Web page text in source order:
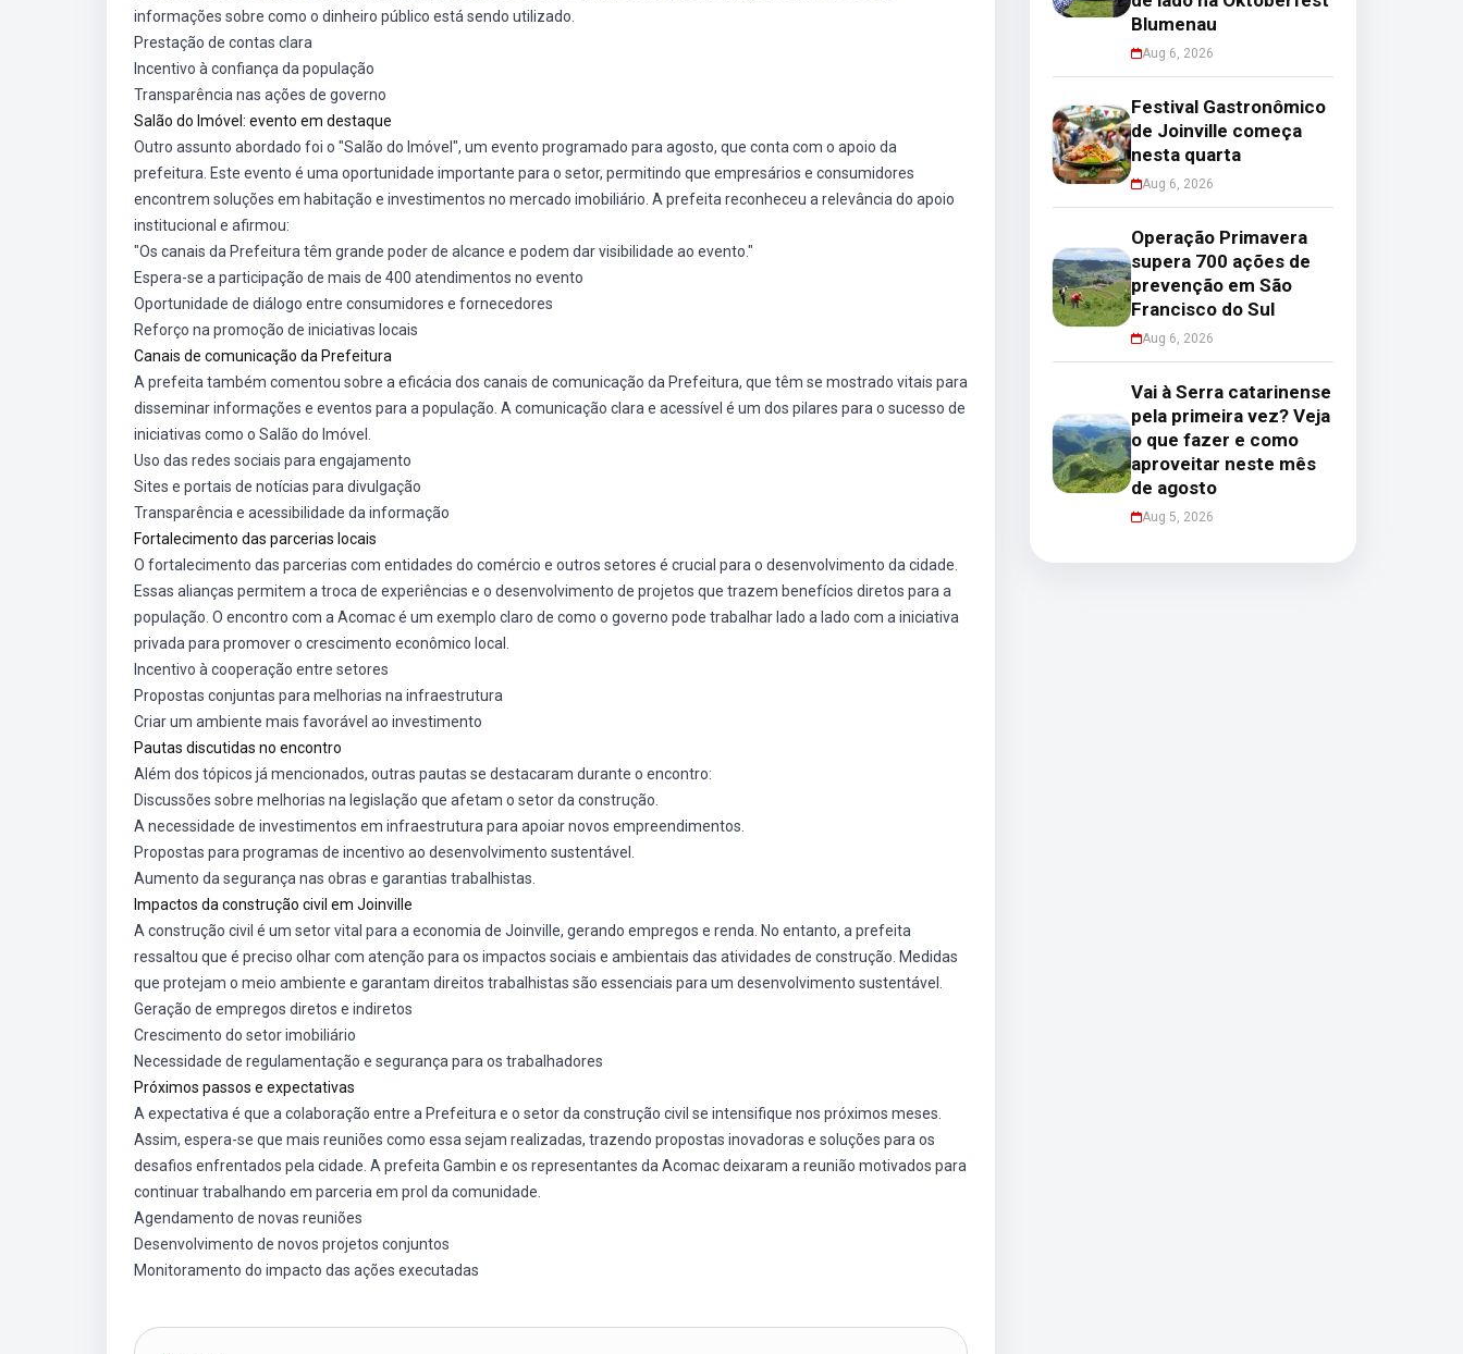
informações sobre como o dinheiro público está sendo utilizado.
Prestação de contas clara
Incentivo à confiança da população
Transparência nas ações de governo
Salão do Imóvel: evento em destaque
Outro assunto abordado foi o "Salão do Imóvel", um evento programado para agosto, que conta com o apoio da
prefeitura. Este evento é uma oportunidade importante para o setor, permitindo que empresários e consumidores
encontrem soluções em habitação e investimentos no mercado imobiliário. A prefeita reconheceu a relevância do apoio
institucional e afirmou:
"Os canais da Prefeitura têm grande poder de alcance e podem dar visibilidade ao evento."
Espera-se a participação de mais de 400 atendimentos no evento
Oportunidade de diálogo entre consumidores e fornecedores
Reforço na promoção de iniciativas locais
Canais de comunicação da Prefeitura
A prefeita também comentou sobre a eficácia dos canais de comunicação da Prefeitura, que têm se mostrado vitais para
disseminar informações e eventos para a população. A comunicação clara e acessível é um dos pilares para o sucesso de
iniciativas como o Salão do Imóvel.
Uso das redes sociais para engajamento
Sites e portais de notícias para divulgação
Transparência e acessibilidade da informação
Fortalecimento das parcerias locais
O fortalecimento das parcerias com entidades do comércio e outros setores é crucial para o desenvolvimento da cidade.
Essas alianças permitem a troca de experiências e o desenvolvimento de projetos que trazem benefícios diretos para a
população. O encontro com a Acomac é um exemplo claro de como o governo pode trabalhar lado a lado com a iniciativa
privada para promover o crescimento econômico local.
Incentivo à cooperação entre setores
Propostas conjuntas para melhorias na infraestrutura
Criar um ambiente mais favorável ao investimento
Pautas discutidas no encontro
Além dos tópicos já mencionados, outras pautas se destacaram durante o encontro:
Discussões sobre melhorias na legislação que afetam o setor da construção.
A necessidade de investimentos em infraestrutura para apoiar novos empreendimentos.
Propostas para programas de incentivo ao desenvolvimento sustentável.
Aumento da segurança nas obras e garantias trabalhistas.
Impactos da construção civil em Joinville
A construção civil é um setor vital para a economia de Joinville, gerando empregos e renda. No entanto, a prefeita
ressaltou que é preciso olhar com atenção para os impactos sociais e ambientais das atividades de construção. Medidas
que protejam o meio ambiente e garantam direitos trabalhistas são essenciais para um desenvolvimento sustentável.
Geração de empregos diretos e indiretos
Crescimento do setor imobiliário
Necessidade de regulamentação e segurança para os trabalhadores
Próximos passos e expectativas
A expectativa é que a colaboração entre a Prefeitura e o setor da construção civil se intensifique nos próximos meses.
Assim, espera-se que mais reuniões como essa sejam realizadas, trazendo propostas inovadoras e soluções para os
desafios enfrentados pela cidade. A prefeita Gambin e os representantes da Acomac deixaram a reunião motivados para
continuar trabalhando em parceria em prol da comunidade.
Agendamento de novas reuniões
Desenvolvimento de novos projetos conjuntos
Monitoramento do impacto das ações executadas
Blumenau
Aug 6, 2026
Festival Gastronômico
de Joinville começa
nesta quarta
Aug 6, 2026
Operação Primavera
supera 700 ações de
prevenção em São
Francisco do Sul
Aug 6, 2026
Vai à Serra catarinense
pela primeira vez? Veja
o que fazer e como
aproveitar neste mês
de agosto
Aug 5, 2026